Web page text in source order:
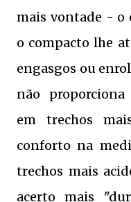
mais vontade - o
o compacto lhe
engasgos ou
não
em trechos
conforto na
trechos mais
acerto mais